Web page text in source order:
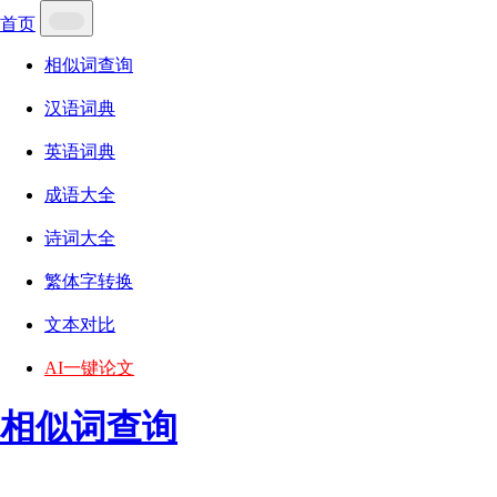
首页
相似词查询
汉语词典
英语词典
成语大全
诗词大全
繁体字转换
文本对比
AI一键论文
相似词查询